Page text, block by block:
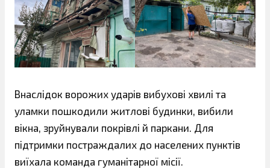
Внаслідок ворожих ударів вибухові хвилі та
уламки пошкодили житлові будинки, вибили
вікна, зруйнували покрівлі й паркани. Для
підтримки постраждалих до населених пунктів
виїхала команда гуманітарної місії.